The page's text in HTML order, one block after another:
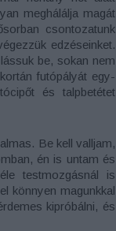
meghálálja magát
csontozatunk
edzéseinket.
be, sokan nem
futópályát egy-
és talpbetétet
Be kell valljam,
én is untam és
testmozgásnál is
könnyen magunkkal
kipróbálni, és